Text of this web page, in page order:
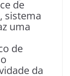
de
sistema
uma
de
da